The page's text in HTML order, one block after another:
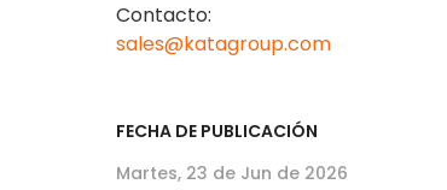
Contacto:
sales@katagroup.com
FECHA DE PUBLICACIÓN
Martes, 23 de Jun de 2026